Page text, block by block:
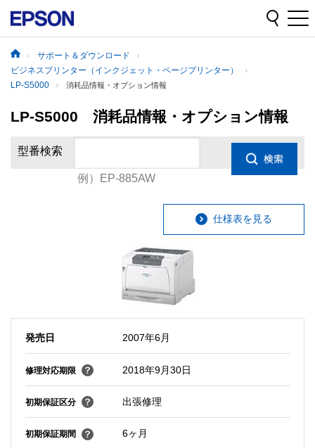
サポート＆ダウンロード
ビジネスプリンター（インクジェット・ページプリンター）
LP-S5000
消耗品情報・オプション情報
LP-S5000 消耗品情報・オプション情報
型番検索
例）EP-885AW
仕様表を見る
発売日 2007年6月
修理対応期限 2018年9月30日
初期保証区分 出張修理
初期保証期間 6ヶ月